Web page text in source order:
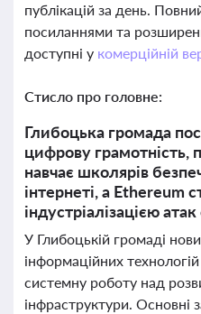
публікацій за день.
посиланнями та
доступні у комерційній
Стисло про головне:
Глибоцька громада
цифрову грамотність,
навчає школярів
інтернеті, а Ethereum
індустріалізацією
У Глибоцькій громаді
інформаційних
системну роботу над
інфраструктури. Основні